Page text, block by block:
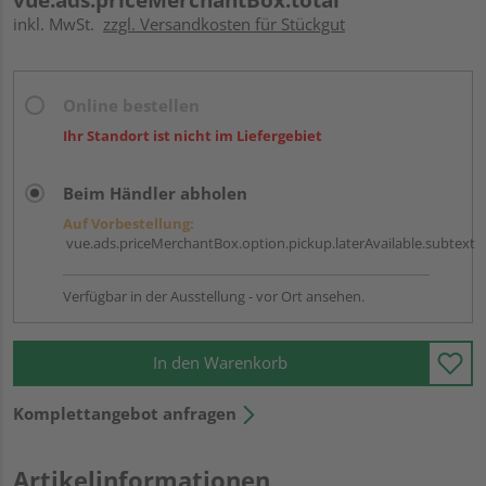
inkl. MwSt. zzgl. Versandkosten für Stückgut
Ihr Standort ist nicht im Liefergebiet
Beim Händler abholen
Auf Vorbestellung:
vue.ads.priceMerchantBox.option.pickup.laterAvailable.subtext
Verfügbar in der Ausstellung - vor Ort ansehen.
In den Warenkorb
Komplettangebot anfragen
Artikelinformationen